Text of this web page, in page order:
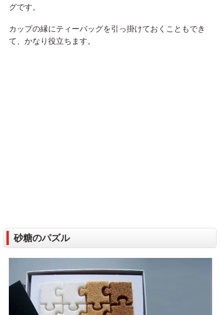
グです。
カップの縁にティーバッグを引っ掛けておくこともでき
て、かなり役立ちます。
砂糖のパズル